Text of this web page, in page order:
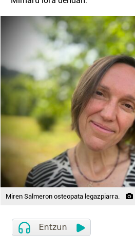
Miren Salmeron osteopata legazpiarra.